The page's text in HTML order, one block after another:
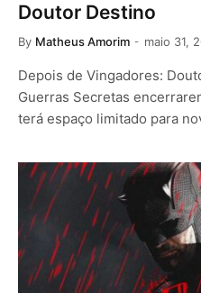
Doutor Destino
By Matheus Amorim maio 31,
Depois de Vingadores:
Guerras Secretas
terá espaço limitado para